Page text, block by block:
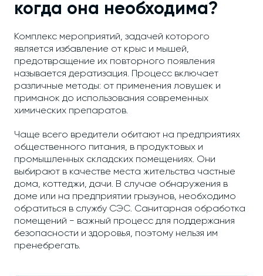
когда она необходима?
Комплекс мероприятий, задачей которого
является избавление от крыс и мышей,
предотвращение их повторного появления
называется дератизация. Процесс включает
различные методы: от применения ловушек и
приманок до использования современных
химических препаратов.
Чаще всего вредители обитают на предприятиях
общественного питания, в продуктовых и
промышленных складских помещениях. Они
выбирают в качестве места жительства частные
дома, коттеджи, дачи. В случае обнаружения в
доме или на предприятии грызунов, необходимо
обратиться в службу СЭС. Санитарная обработка
помещений − важный процесс для поддержания
безопасности и здоровья, поэтому нельзя им
пренебрегать.